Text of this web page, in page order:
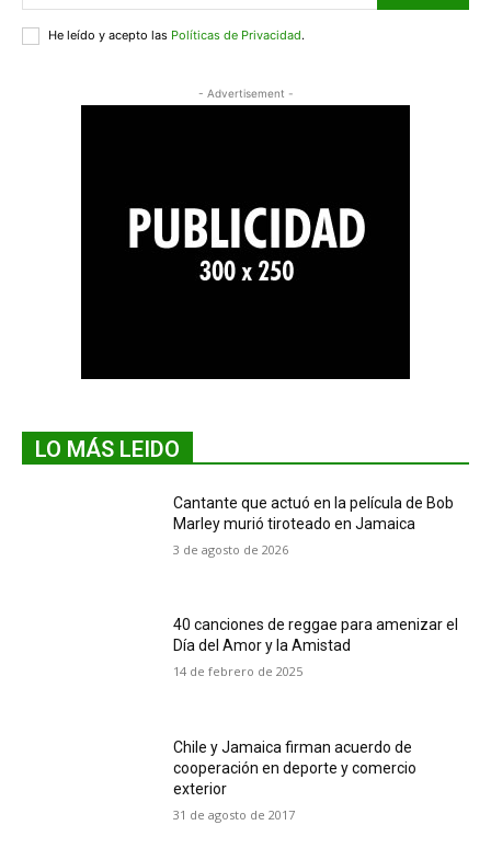
He leído y acepto las Políticas de Privacidad.
- Advertisement -
LO MÁS LEIDO
Cantante que actuó en la película de Bob
Marley murió tiroteado en Jamaica
3 de agosto de 2026
40 canciones de reggae para amenizar el
Día del Amor y la Amistad
14 de febrero de 2025
Chile y Jamaica firman acuerdo de
cooperación en deporte y comercio
exterior
31 de agosto de 2017